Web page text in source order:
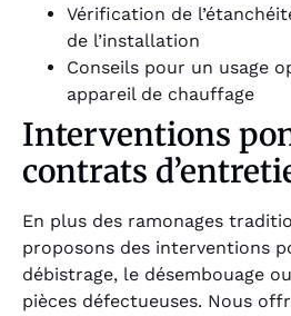
Vérification de
de l’installation
Conseils pour un usage
appareil de chauffage
Interventions
contrats
En plus des ramonages
proposons des interventions
débistrage, le désembouage
pièces défectueuses. Nous